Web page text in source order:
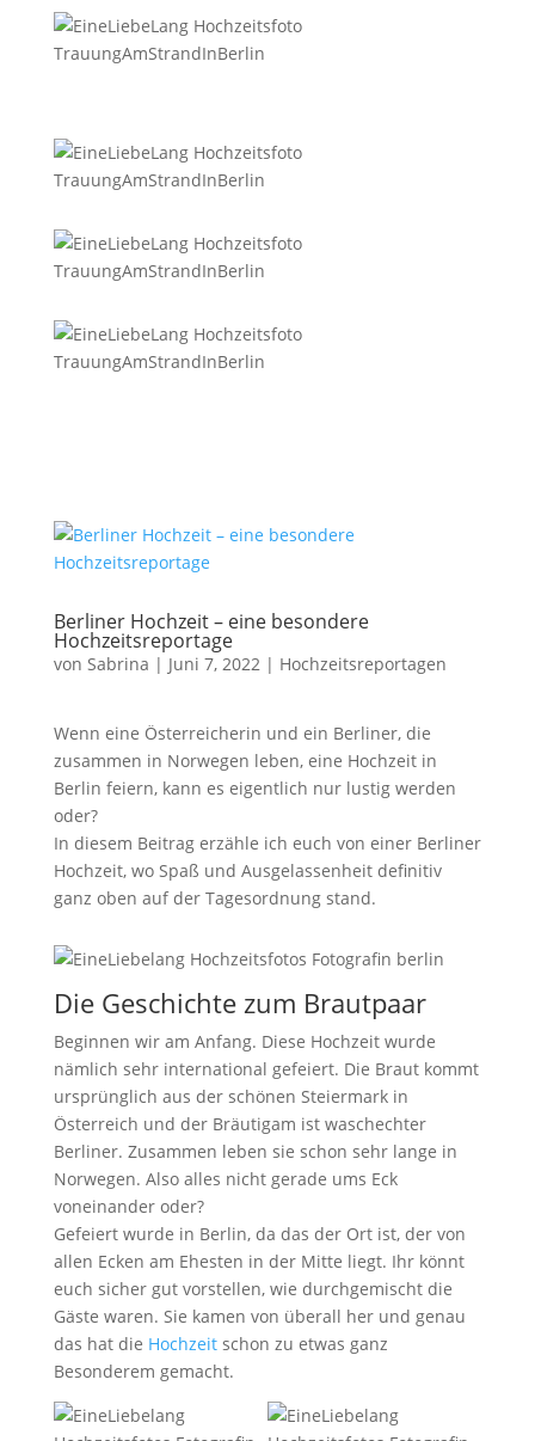
Berliner Hochzeit – eine besondere
Hochzeitsreportage
von Sabrina | Juni 7, 2022| Hochzeitsreportagen
Wenn eine Österreicherin und ein Berliner, die
zusammen in Norwegen leben, eine Hochzeit in
Berlin feiern, kann es eigentlich nur lustig werden
oder?
In diesem Beitrag erzähle ich euch von einer Berliner
Hochzeit, wo Spaß und Ausgelassenheit definitiv
ganz oben auf der Tagesordnung stand.
Die Geschichte zum Brautpaar
Beginnen wir am Anfang. Diese Hochzeit wurde
nämlich sehr international gefeiert. Die Braut kommt
ursprünglich aus der schönen Steiermark in
Österreich und der Bräutigam ist waschechter
Berliner. Zusammen leben sie schon sehr lange in
Norwegen. Also alles nicht gerade ums Eck
voneinander oder?
Gefeiert wurde in Berlin, da das der Ort ist, der von
allen Ecken am Ehesten in der Mitte liegt. Ihr könnt
euch sicher gut vorstellen, wie durchgemischt die
Gäste waren. Sie kamen von überall her und genau
das hat die Hochzeit schon zu etwas ganz
Besonderem gemacht.